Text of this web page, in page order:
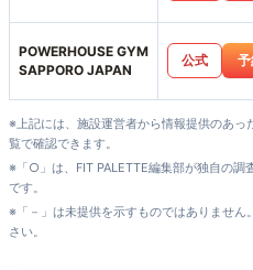
POWERHOUSE GYM
SAPPORO JAPAN
公式
※上記には、施設運営者から情報提供のあ
覧で確認できます。
※「○」は、FIT PALETTE編集部が独自の調
です。
※「－」は未提供を示すものではありませ
さい。